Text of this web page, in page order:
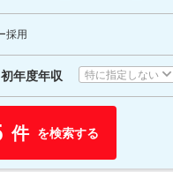
採用
初年度年収 特に指定しない
件 を検索する